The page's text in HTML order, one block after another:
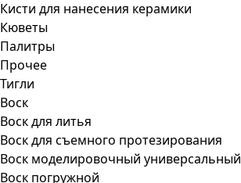
Кисти для нанесения керамики
Кюветы
Палитры
Прочее
Тигли
Воск
Воск для литья
Воск для съемного протезирования
Воск моделировочный универсальный
Воск погружной